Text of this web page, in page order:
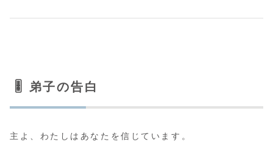
🎚️ 弟子の告白
主よ、わたしはあなたを信じています。